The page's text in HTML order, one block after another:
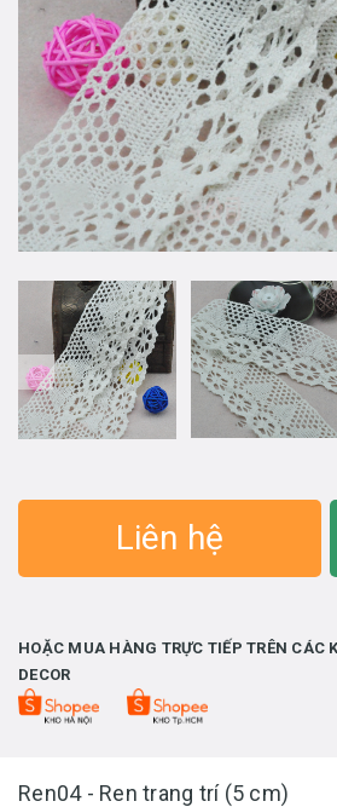
Liên hệ
HOẶC MUA HÀNG TRỰC TIẾP TRÊN CÁC
DECOR
Ren04 - Ren trang trí (5 cm)